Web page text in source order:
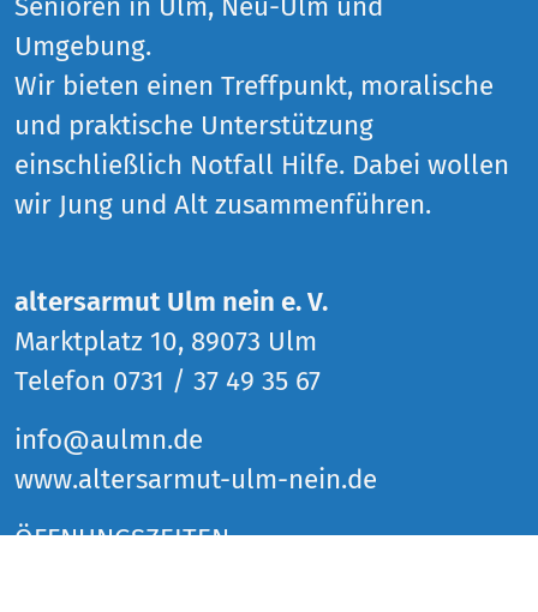
Senioren in Ulm, Neu-Ulm und
Umgebung.
Wir bieten einen Treffpunkt, moralische
und praktische Unterstützung
einschließlich Notfall Hilfe. Dabei wollen
wir Jung und Alt zusammenführen.
altersarmut Ulm nein e. V.
Marktplatz 10, 89073 Ulm
Telefon 0731 / 37 49 35 67
info@aulmn.de
www.altersarmut-ulm-nein.de
ÖFFNUNGSZEITEN